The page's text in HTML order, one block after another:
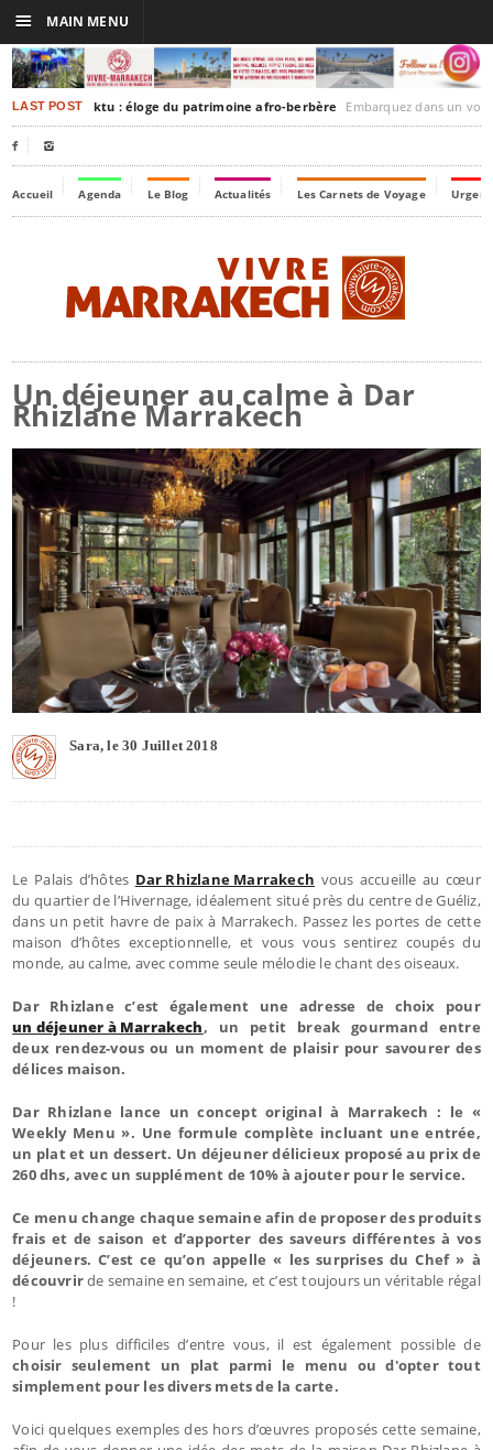
LAST POSTTimbuktu : éloge du patrimoine afro-berbère Embarquez dans un voyage culturel dans le
 
Accueil Agenda Le Blog Actualités Les Carnets de Voyage
Un déjeuner au calme à Dar
Rhizlane Marrakech
Sara, le 30 Juillet 2018
Le Palais d’hôtes Dar Rhizlane Marrakech vous accueille au cœur
du quartier de l’Hivernage, idéalement situé près du centre de Guéliz,
dans un petit havre de paix à Marrakech. Passez les portes de cette
maison d’hôtes exceptionnelle, et vous vous sentirez coupés du
monde, au calme, avec comme seule mélodie le chant des oiseaux.
Dar Rhizlane c’est également une adresse de choix pour
un déjeuner à Marrakech, un petit break gourmand entre
deux rendez-vous ou un moment de plaisir pour savourer des
délices maison.
Dar Rhizlane lance un concept original à Marrakech : le «
Weekly Menu ». Une formule complète incluant une entrée,
un plat et un dessert. Un déjeuner délicieux proposé au prix de
260 dhs, avec un supplément de 10% à ajouter pour le service.
Ce menu change chaque semaine afin de proposer des produits
frais et de saison et d’apporter des saveurs différentes à vos
déjeuners. C’est ce qu’on appelle « les surprises du Chef » à
découvrirde semaine en semaine, et c’est toujours un véritable régal
!
Pour les plus difficiles d’entre vous, il est également possible de
choisir seulement un plat parmi le menu ou d'opter tout
simplement pour les divers mets de la carte.
Voici quelques exemples des hors d’œuvres proposés cette semaine,
☰ MAIN MENU